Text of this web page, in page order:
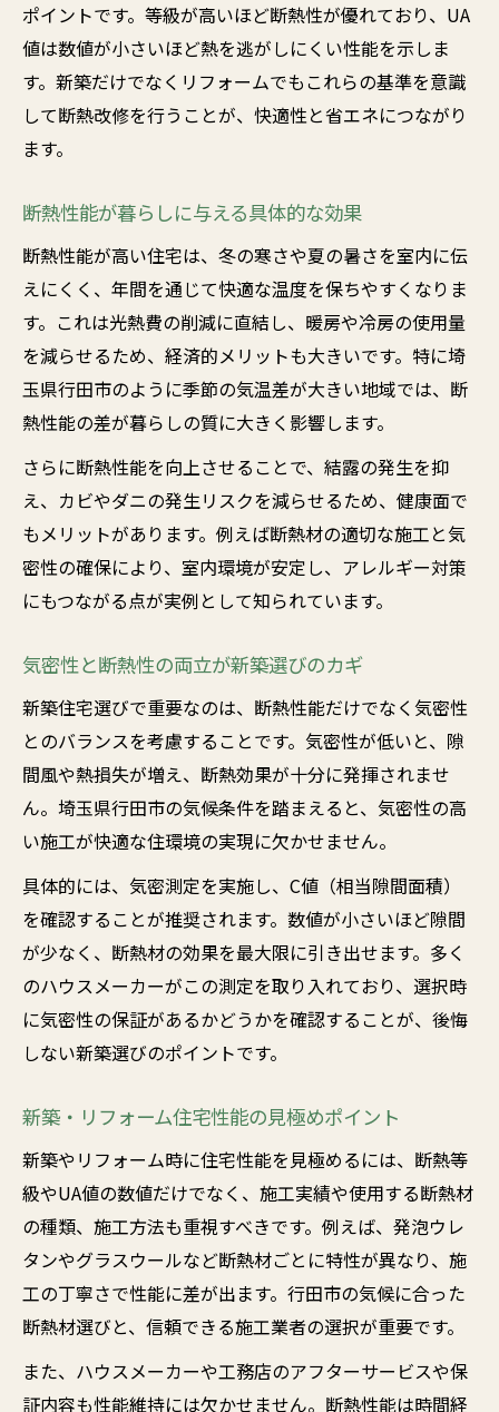
新築で選ぶべき断熱仕様とその効果
省エネを叶える新築・リフォームの工夫
断熱性能と気密性がもたらす省エネ効果
断熱性の高い家にしたい理由とは
断熱性能が快適な暮らしに直結する根拠
新築住宅の断熱で健康リスクを減らす工夫
光熱費削減に役立つ断熱性能の力
新築・リフォームで叶える静かな住環境
埼玉県行田市で考えたい新築の性能
行田市の気候に適した新築・リフォーム断
熱
新築住宅で求められる断熱性能の基準
断熱性能と気密性で変わる地域の快適性
新築・リフォームで評価される住宅性能
行田市の冬と夏に備える断熱対策
新築・リフォームで断熱性能を見直す方法
快適な住まいを保つ断熱リフォームの効果
新築住宅とリフォームで得られる省エネ生
活
断熱性能向上で実感する暮らしの変化
リフォームで実現する快適な室内環境
ポイントです。等級が高いほど断熱性が優れており、UA
値は数値が小さいほど熱を逃がしにくい性能を示しま
す。新築だけでなくリフォームでもこれらの基準を意識
して断熱改修を行うことが、快適性と省エネにつながり
ます。
断熱性能が暮らしに与える具体的な効果
断熱性能が高い住宅は、冬の寒さや夏の暑さを室内に伝
えにくく、年間を通じて快適な温度を保ちやすくなりま
す。これは光熱費の削減に直結し、暖房や冷房の使用量
を減らせるため、経済的メリットも大きいです。特に埼
玉県行田市のように季節の気温差が大きい地域では、断
熱性能の差が暮らしの質に大きく影響します。
さらに断熱性能を向上させることで、結露の発生を抑
え、カビやダニの発生リスクを減らせるため、健康面で
もメリットがあります。例えば断熱材の適切な施工と気
密性の確保により、室内環境が安定し、アレルギー対策
にもつながる点が実例として知られています。
気密性と断熱性の両立が新築選びのカギ
新築住宅選びで重要なのは、断熱性能だけでなく気密性
とのバランスを考慮することです。気密性が低いと、隙
間風や熱損失が増え、断熱効果が十分に発揮されませ
ん。埼玉県行田市の気候条件を踏まえると、気密性の高
い施工が快適な住環境の実現に欠かせません。
具体的には、気密測定を実施し、C値（相当隙間面積）
を確認することが推奨されます。数値が小さいほど隙間
が少なく、断熱材の効果を最大限に引き出せます。多く
のハウスメーカーがこの測定を取り入れており、選択時
に気密性の保証があるかどうかを確認することが、後悔
しない新築選びのポイントです。
新築・リフォーム住宅性能の見極めポイント
新築やリフォーム時に住宅性能を見極めるには、断熱等
級やUA値の数値だけでなく、施工実績や使用する断熱材
の種類、施工方法も重視すべきです。例えば、発泡ウレ
タンやグラスウールなど断熱材ごとに特性が異なり、施
工の丁寧さで性能に差が出ます。行田市の気候に合った
断熱材選びと、信頼できる施工業者の選択が重要です。
また、ハウスメーカーや工務店のアフターサービスや保
証内容も性能維持には欠かせません。断熱性能は時間経